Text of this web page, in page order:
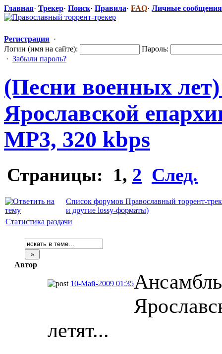
Главная· Трекер· Поиск· Правила· FAQ· Личные сообщения
Регистрация ·
Логин (имя на сайте):
Пароль:
· Забыли пароль?
(Песни военных
Ярославской
MP3, 320 kbps
Страницы: 1, 2 След.
Список форумов Православный торрент-
и другие lossy-форматы)
Статистика раздачи
Автор
10-Май-2009 01:35
летят...